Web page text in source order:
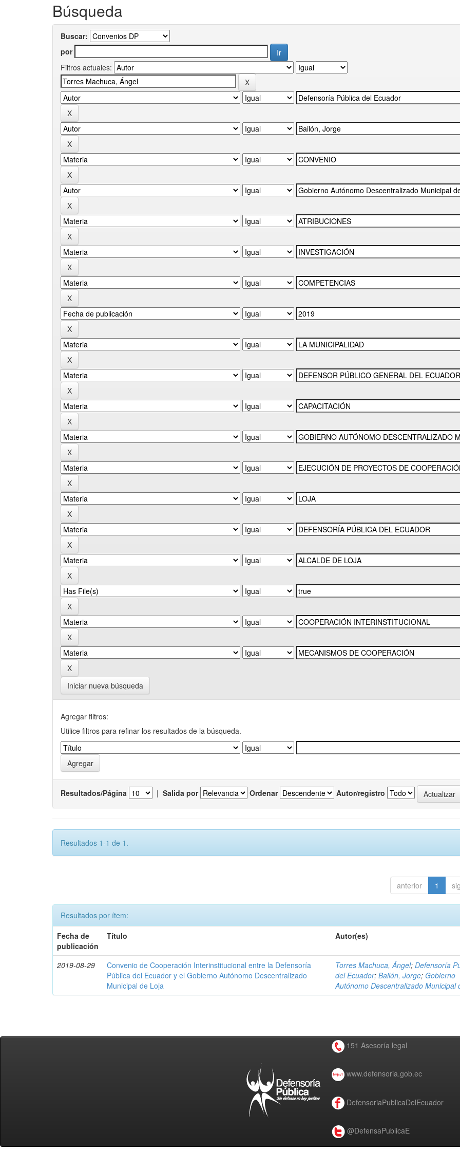
Búsqueda
Buscar:
por
Filtros actuales:
Iniciar nueva búsqueda
Agregar filtros:
Utilice filtros para refinar los resultados de la búsqueda.
Resultados/Página | Salida por Ordenar Autor/registro
Resultados 1-1 de 1.
anterior 1
Resultados por ítem:
Fecha de
publicación
Título Autor(es)
2019-08-29
Convenio de Cooperación Interinstitucional entre la Defensoría
Pública del Ecuador y el Gobierno Autónomo Descentralizado
Municipal de Loja
Torres Machuca, Ángel;Defensoría
del Ecuador;Bailón, Jorge; Gobierno
Autónomo Descentralizado Municipal
151 Asesoría legal
www.defensoria.gob.ec
DefensoriaPublicaDelEcuador
@DefensaPublicaE